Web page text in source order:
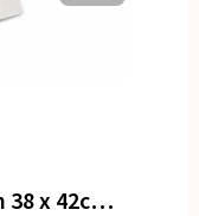
R-PET Rugzak non-woven 38 x 42cm 75g/m²